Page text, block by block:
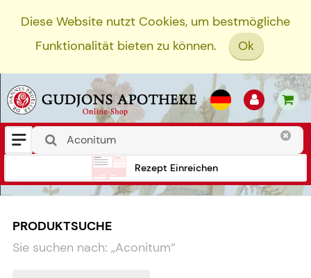
Diese Website nutzt Cookies, um bestmögliche
Funktionalität bieten zu können.
Ok
Rezept Einreichen
PRODUKTSUCHE
Sie suchen nach: „Aconitum“